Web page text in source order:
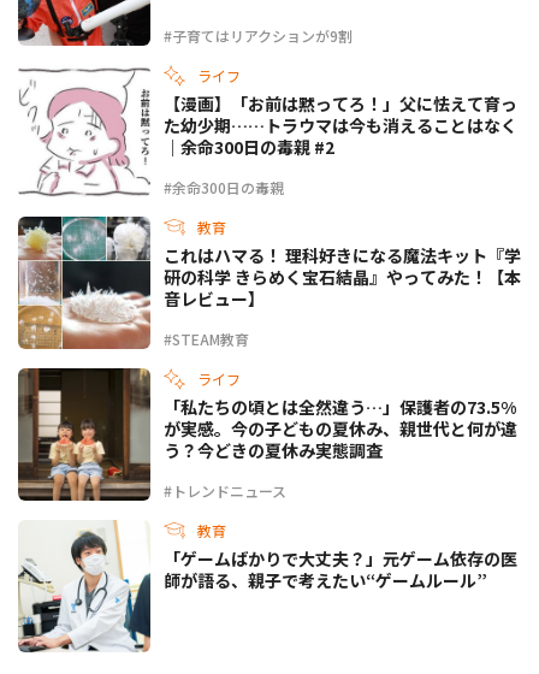
#子育てはリアクションが9割
ライフ
#余命300日の毒親
【漫画】「お前は黙ってろ！」父に怯えて育っ
た幼少期……トラウマは今も消えることはなく
｜余命300日の毒親 #2
教育
#STEAM教育
これはハマる！ 理科好きになる魔法キット『学
研の科学 きらめく宝石結晶』やってみた！【本
音レビュー】
ライフ
#トレンドニュース
「私たちの頃とは全然違う…」保護者の73.5%
が実感。今の子どもの夏休み、親世代と何が違
う？今どきの夏休み実態調査
教育
「ゲームばかりで大丈夫？」元ゲーム依存の医
師が語る、親子で考えたい“ゲームルール”